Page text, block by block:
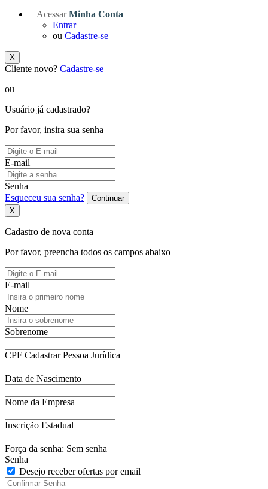
Acessar Minha Conta
Entrar
ou Cadastre-se
X
Cliente novo? Cadastre-se
ou
Usuário já cadastrado?
Por favor, insira sua senha
E-mail
Senha
Esqueceu sua senha?
Continuar
X
Cadastro de nova conta
Por favor, preencha todos os campos abaixo
E-mail
Nome
Sobrenome
CPF Cadastrar Pessoa Jurídica
Data de Nascimento
Nome da Empresa
Inscrição Estadual
Força da senha: Sem senha
Senha
Desejo receber ofertas por email